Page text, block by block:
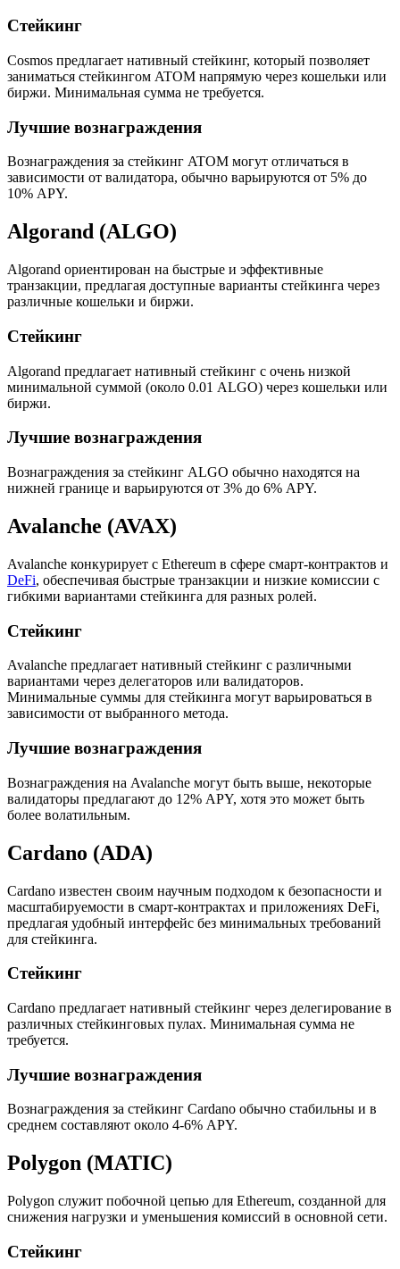
Стейкинг
Cosmos предлагает нативный стейкинг, который позволяет
заниматься стейкингом ATOM напрямую через кошельки или
биржи. Минимальная сумма не требуется.
Лучшие вознаграждения
Вознаграждения за стейкинг ATOM могут отличаться в
зависимости от валидатора, обычно варьируются от 5% до
10% APY.
Algorand (ALGO)
Algorand ориентирован на быстрые и эффективные
транзакции, предлагая доступные варианты стейкинга через
различные кошельки и биржи.
Стейкинг
Algorand предлагает нативный стейкинг с очень низкой
минимальной суммой (около 0.01 ALGO) через кошельки или
биржи.
Лучшие вознаграждения
Вознаграждения за стейкинг ALGO обычно находятся на
нижней границе и варьируются от 3% до 6% APY.
Avalanche (AVAX)
Avalanche конкурирует с Ethereum в сфере смарт-контрактов и
DeFi, обеспечивая быстрые транзакции и низкие комиссии с
гибкими вариантами стейкинга для разных ролей.
Стейкинг
Avalanche предлагает нативный стейкинг с различными
вариантами через делегаторов или валидаторов.
Минимальные суммы для стейкинга могут варьироваться в
зависимости от выбранного метода.
Лучшие вознаграждения
Вознаграждения на Avalanche могут быть выше, некоторые
валидаторы предлагают до 12% APY, хотя это может быть
более волатильным.
Cardano (ADA)
Cardano известен своим научным подходом к безопасности и
масштабируемости в смарт-контрактах и приложениях DeFi,
предлагая удобный интерфейс без минимальных требований
для стейкинга.
Стейкинг
Cardano предлагает нативный стейкинг через делегирование в
различных стейкинговых пулах. Минимальная сумма не
требуется.
Лучшие вознаграждения
Вознаграждения за стейкинг Cardano обычно стабильны и в
среднем составляют около 4-6% APY.
Polygon (MATIC)
Polygon служит побочной цепью для Ethereum, созданной для
снижения нагрузки и уменьшения комиссий в основной сети.
Стейкинг